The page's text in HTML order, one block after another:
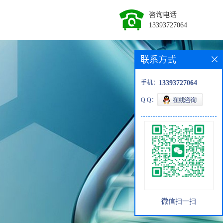
咨询电话
13393727064
联系方式
手机： 13393727064
Q Q：
微信扫一扫